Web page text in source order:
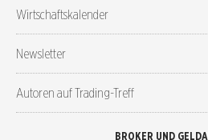
Wirtschaftskalender
Newsletter
Autoren auf Trading-Treff
BROKER UND